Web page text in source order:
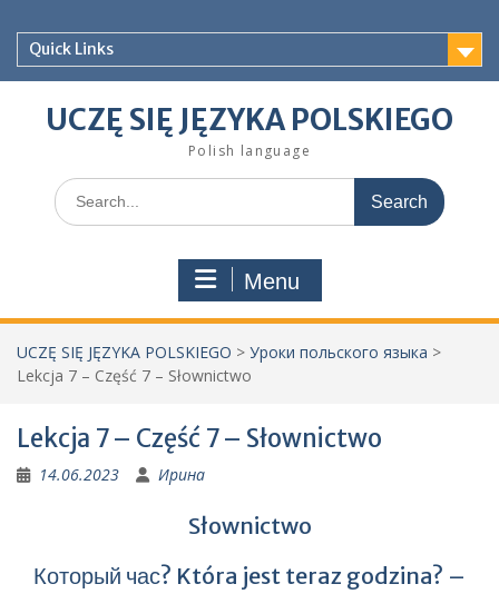
contentQuick Links
UCZĘ SIĘ JĘZYKA POLSKIEGO
Polish language
Search
for:
Menu
UCZĘ SIĘ JĘZYKA POLSKIEGO > Уроки польского языка >
Lekcja 7 – Część 7 – Słownictwo
Lekcja 7 – Część 7 – Słownictwo
14.06.2023 Ирина
Słownictwo
Который час? Która jest teraz godzina? –